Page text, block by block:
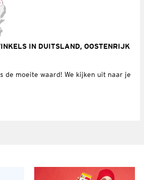
IN DUITSLAND, OOSTENRIJK
de moeite waard! We kijken uit naar je